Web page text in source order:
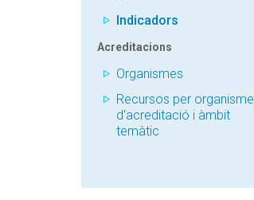
Indicadors
Acreditacions
Organismes
Recursos per organisme
d'acreditació i àmbit
temàtic